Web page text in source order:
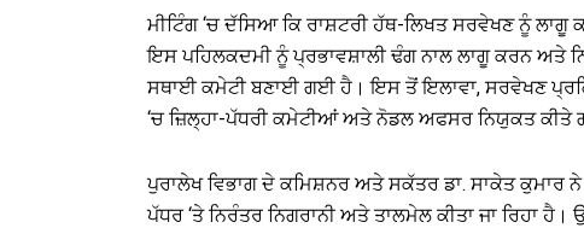
ਮੀਟਿੰਗ ‘ਚ ਦੱਸਿਆ ਕਿ ਰਾਸ਼ਟਰੀ ਹੱਥ-ਲਿਖਤ ਸਰਵੇਖਣ ਨੂੰ ਲਾਗੂ
ਇਸ ਪਹਿਲਕਦਮੀ ਨੂੰ ਪ੍ਰਭਾਵਸ਼ਾਲੀ ਢੰਗ ਨਾਲ ਲਾਗੂ ਕਰਨ ਅਤੇ
ਸਥਾਈ ਕਮੇਟੀ ਬਣਾਈ ਗਈ ਹੈ। ਇਸ ਤੋਂ ਇਲਾਵਾ, ਸਰਵੇਖਣ
‘ਚ ਜ਼ਿਲ੍ਹਾ-ਪੱਧਰੀ ਕਮੇਟੀਆਂ ਅਤੇ ਨੋਡਲ ਅਫਸਰ ਨਿਯੁਕਤ ਕੀਤੇ
ਪੁਰਾਲੇਖ ਵਿਭਾਗ ਦੇ ਕਮਿਸ਼ਨਰ ਅਤੇ ਸਕੱਤਰ ਡਾ. ਸਾਕੇਤ ਕੁਮਾਰ
ਪੱਧਰ ‘ਤੇ ਨਿਰੰਤਰ ਨਿਗਰਾਨੀ ਅਤੇ ਤਾਲਮੇਲ ਕੀਤਾ ਜਾ ਰਿਹਾ